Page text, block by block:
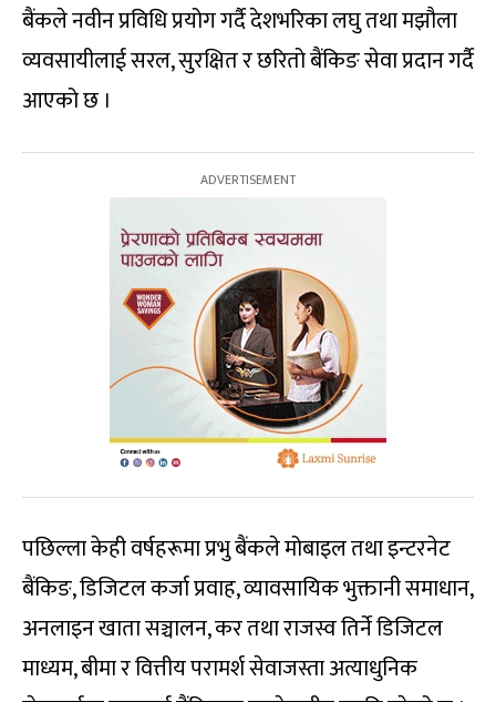
बैंकले नवीन प्रविधि प्रयोग गर्दै देशभरिका लघु तथा मझौला
व्यवसायीलाई सरल, सुरक्षित र छरितो बैंकिङ सेवा प्रदान गर्दै
आएको छ ।
पछिल्ला केही वर्षहरूमा प्रभु बैंकले मोबाइल तथा इन्टरनेट
बैंकिङ, डिजिटल कर्जा प्रवाह, व्यावसायिक भुक्तानी समाधान,
अनलाइन खाता सञ्चालन, कर तथा राजस्व तिर्ने डिजिटल
माध्यम, बीमा र वित्तीय परामर्श सेवाजस्ता अत्याधुनिक